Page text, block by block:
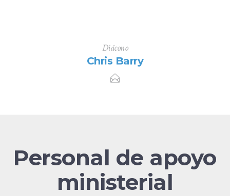
Diácono
Chris Barry
Personal de apoyo
ministerial